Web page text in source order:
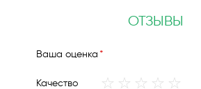
ОТЗЫВЫ
Ваша оценка
Качество
1
2
3
4